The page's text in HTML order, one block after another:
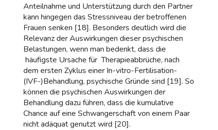
Anteilnahme und Unterstützung durch den Partner
kann hingegen das Stressniveau der betroffenen
Frauen senken [18]. Besonders deutlich wird die
Relevanz der Auswirkungen dieser psychischen
Belastungen, wenn man bedenkt, dass die
häufigste Ursache für Therapieabbrüche, nach
dem ersten Zyklus einer In-vitro-Fertilisation-
(IVF-)Behandlung, psychische Gründe sind [19]. So
können die psychischen Auswirkungen der
Behandlung dazu führen, dass die kumulative
Chance auf eine Schwangerschaft von einem Paar
nicht adäquat genutzt wird [20].